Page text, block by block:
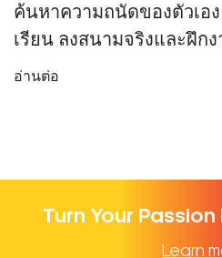
ค้นหาความถนัดของตัวเอ
เรียน ลงสนามจริงและฝึก
อ่านต่อ
Turn Your
Learn